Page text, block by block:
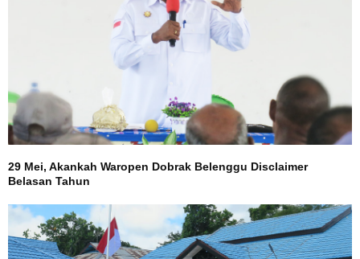
29 Mei, Akankah Waropen Dobrak Belenggu Disclaimer
Belasan Tahun